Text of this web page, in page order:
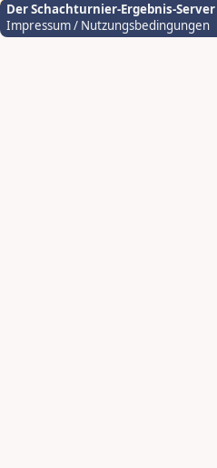
Der Schachturnier-Ergebnis-Server
Impressum / Nutzungsbedingungen